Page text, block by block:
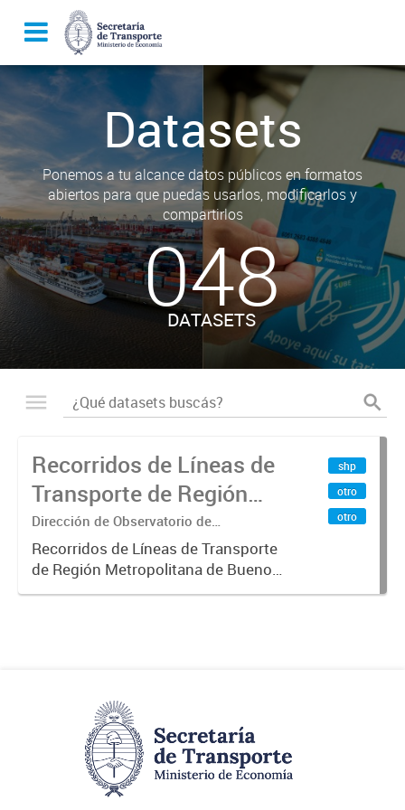
Datasets
Ponemos a tu alcance datos públicos en formatos
abiertos para que puedas usarlos, modificarlos y
compartirlos
048
DATASETS
Recorridos de Líneas de
Transporte de Región
Metropolitana de
Buenos Aires (RMBA)
Dirección de Observatorio de
Transporte, Estudio y Sistemas
Recorridos de Líneas de Transporte
de Región Metropolitana de Buenos
Aires (RMBA).-
shp
otro
otro